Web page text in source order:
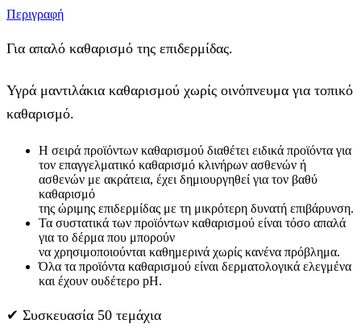
Περιγραφή
Για απαλό καθαρισμό της επιδερμίδας.
Υγρά μαντιλάκια καθαρισμού χωρίς οινόπνευμα για τοπικό
καθαρισμό.
Η σειρά προϊόντων καθαρισμού διαθέτει ειδικά προϊόντα για
τον επαγγελματικό καθαρισμό κλινήρων ασθενών ή
ασθενών με ακράτεια, έχει δημιουργηθεί για τον βαθύ
καθαρισμό
της ώριμης επιδερμίδας με τη μικρότερη δυνατή επιβάρυνση.
Τα συστατικά των προϊόντων καθαρισμού είναι τόσο απαλά
για το δέρμα που μπορούν
να χρησιμοποιούνται καθημερινά χωρίς κανένα πρόβλημα.
Όλα τα προϊόντα καθαρισμού είναι δερματολογικά ελεγμένα
και έχουν ουδέτερο pH.
✔ Συσκευασία 50 τεμάχια